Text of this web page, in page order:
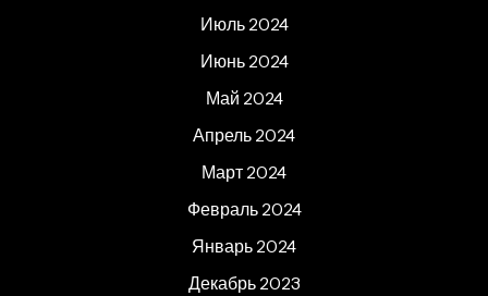
Июль 2024
Июнь 2024
Май 2024
Апрель 2024
Март 2024
Февраль 2024
Январь 2024
Декабрь 2023